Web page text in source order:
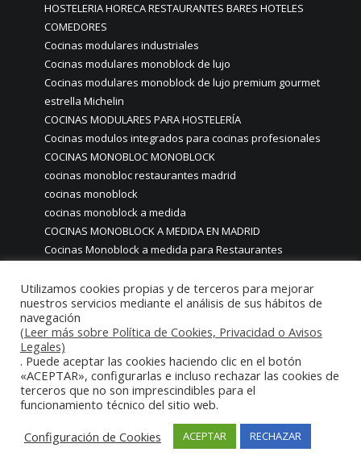
HOSTELERIA HORECA RESTAURANTES BARES HOTELES
COMEDORES
Cocinas modulares industriales
Cocinas modulares monoblock de lujo
Cocinas modulares monoblock de lujo premium gourmet
estrella Michelin
COCINAS MODULARES PARA HOSTELERÍA
Cocinas modulos integrados para cocinas profesionales
COCINAS MONOBLOC MONOBLOCK
cocinas monobloc restaurantes madrid
cocinas monoblock
cocinas monoblock a medida
COCINAS MONOBLOCK A MEDIDA EN MADRID
Cocinas Monoblock a medida para Restaurantes
Cocinas Monoblock a medida personalizadas para hogares
particulares casas chalets
cocinas monoblock con iluminación led
cocinas Monoblock de lujo
COCINAS MONOBLOCK EN MADRID
Cocinas Monoblock hosteleria
COCINAS MONOBLOCK INDUSTRIALES PROFESIONALES CON
COCINAS MONOBLOCK MADRID
Cocinas monoblock monobloc a medida personalizadas
Utilizamos cookies propias y de terceros para mejorar
nuestros servicios mediante el análisis de sus hábitos de
navegación
(Leer más sobre Política de Cookies, Privacidad o Avisos
Legales)
. Puede aceptar las cookies haciendo clic en el botón
«ACEPTAR», configurarlas e incluso rechazar las cookies de
terceros que no son imprescindibles para el
funcionamiento técnico del sitio web.
Configuración de Cookies
ACEPTAR RECHAZAR